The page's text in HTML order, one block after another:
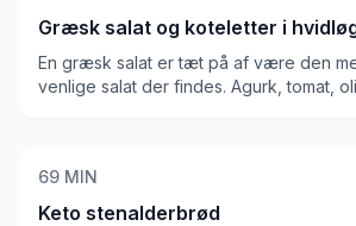
Græsk salat og koteletter i
En græsk salat er tæt på af være den
venlige salat der findes. Agurk, tomat,
69 MIN
Keto stenalderbrød